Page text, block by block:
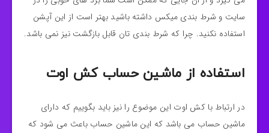
سایت و شرط بندی میکس داشته باشید بهتر است از این آپشن
استفاده نکنید. چرا که شرط بندی تان قابل بازگشت نیز نمی باشد.
استفاده از ماشین حساب کش اوت
در ارتباط با کش اوت این موضوع را نیز باید بگوییم که دارای
ماشین حساب می باشد که این ماشین حساب باعث می شود که